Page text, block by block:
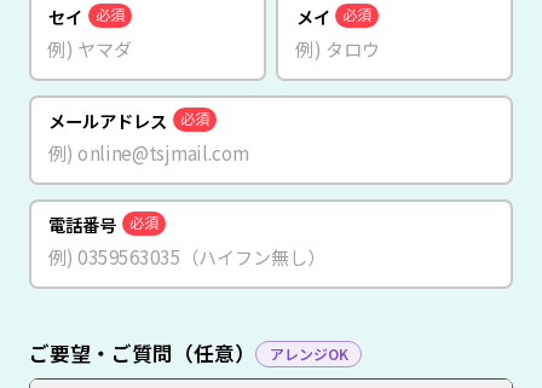
セイ 必須 メイ 必須
メールアドレス 必須
電話番号 必須
ご要望・ご質問（任意） アレンジOK